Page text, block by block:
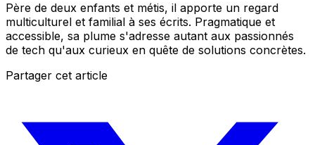
Père de deux enfants et métis, il apporte un regard
multiculturel et familial à ses écrits. Pragmatique et
accessible, sa plume s'adresse autant aux passionnés
de tech qu'aux curieux en quête de solutions concrètes.
Partager cet article